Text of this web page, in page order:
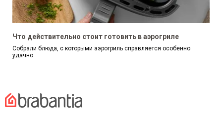
Что действительно стоит готовить в аэрогриле
Собрали блюда, с которыми аэрогриль справляется особенно
удачно.